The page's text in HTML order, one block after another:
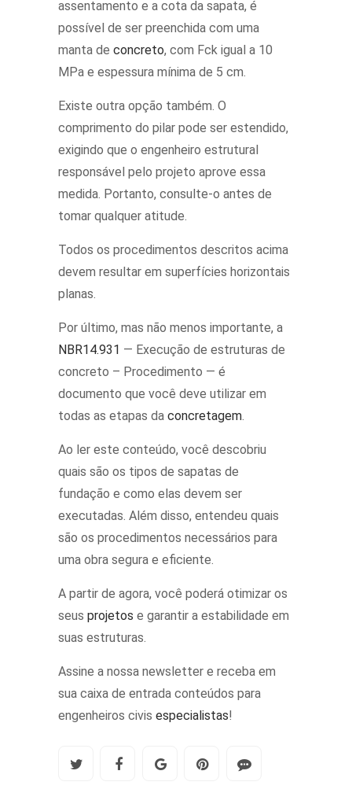
assentamento e a cota da sapata, é
possível de ser preenchida com uma
manta de concreto, com Fck igual a 10
MPa e espessura mínima de 5 cm.
Existe outra opção também. O
comprimento do pilar pode ser estendido,
exigindo que o engenheiro estrutural
responsável pelo projeto aprove essa
medida. Portanto, consulte-o antes de
tomar qualquer atitude.
Todos os procedimentos descritos acima
devem resultar em superfícies horizontais
planas.
Por último, mas não menos importante, a
NBR14.931 — Execução de estruturas de
concreto – Procedimento — é
documento que você deve utilizar em
todas as etapas da concretagem.
Ao ler este conteúdo, você descobriu
quais são os tipos de sapatas de
fundação e como elas devem ser
executadas. Além disso, entendeu quais
são os procedimentos necessários para
uma obra segura e eficiente.
A partir de agora, você poderá otimizar os
seus projetos e garantir a estabilidade em
suas estruturas.
Assine a nossa newsletter e receba em
sua caixa de entrada conteúdos para
engenheiros civis especialistas!